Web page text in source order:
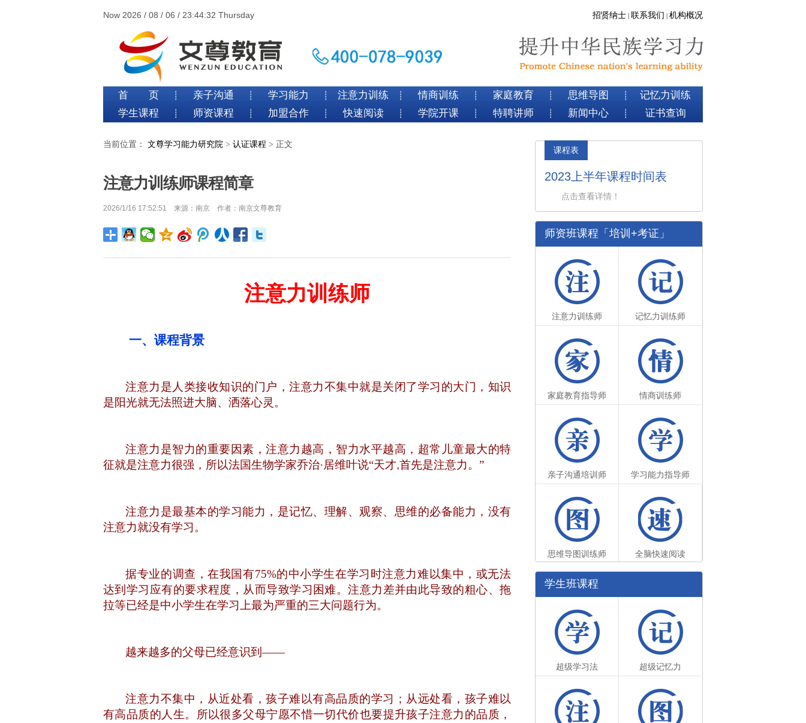
Now 2026 / 08 / 06 / 23:44:33 Thursday 招贤纳士 | 联系我们 | 机构概况
首 页 ┊ 亲子沟通 ┊ 学习能力 ┊ 注意力训练 ┊ 情商训练 ┊ 家庭教育 ┊ 思维导图 ┊
记忆力训练
学生课程
┊ 师资课程 ┊ 加盟合作 ┊ 快速阅读 ┊ 学院开课 ┊ 特聘讲师 ┊ 新闻中心 ┊ 证书查询
当前位置： 文尊学习能力研究院 > 认证课程 > 正文
注意力训练师课程简章
2026/1/16 17:52:51 来源：南京 作者：南京文尊教育
注意力训练师
一、课程背景
注意力是人类接收知识的门户，注意力不集中就是关闭了学习的大门，知识
是阳光就无法照进大脑、洒落心灵。
注意力是智力的重要因素，注意力越高，智力水平越高，超常儿童最大的特
征就是注意力很强，所以法国生物学家乔治·居维叶说“天才,首先是注意力。 ”
注意力是最基本的学习能力，是记忆、理解、观察、思维的必备能力，没有
注意力就没有学习。
据专业的调查，在我国有75%的中小学生在学习时注意力难以集中，或无法
达到学习应有的要求程度，从而导致学习困难。注意力差并由此导致的粗心、拖
拉等已经是中小学生在学习上最为严重的三大问题行为。
越来越多的父母已经意识到——
注意力不集中，从近处看，孩子难以有高品质的学习；从远处看，孩子难以
有高品质的人生。所以很多父母宁愿不惜一切代价也要提升孩子注意力的品质，
课程表
2023上半年课程时间表
点击查看详情！
师资班课程「培训+考证」
注意力训练师 记忆力训练师
家庭教育指导师 情商训练师
亲子沟通培训师 学习能力指导师
思维导图训练师 全脑快速阅读
学生班课程
超级学习法 超级记忆力